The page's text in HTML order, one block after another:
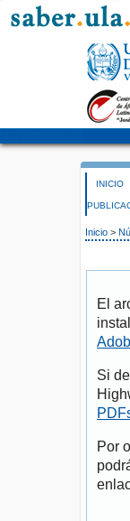
INICIO
Inicio >
El
Si
Por